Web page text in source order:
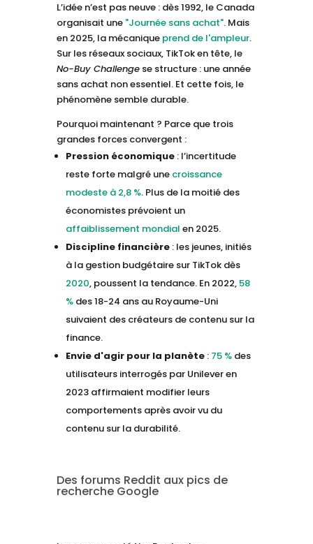
L’idée n’est pas neuve : dès 1992, le Canada
organisait une "Journée sans achat". Mais
en 2025, la mécanique prend de l'ampleur.
Sur les réseaux sociaux, TikTok en tête, le
No-Buy Challengese structure : une année
sans achat non essentiel. Et cette fois, le
phénomène semble durable.
Pourquoi maintenant ? Parce que trois
grandes forces convergent :
Pression économique: l’incertitude
reste forte malgré une croissance
modeste à 2,8 %. Plus de la moitié des
économistes prévoient un
affaiblissement mondial en 2025.
Discipline financière: les jeunes, initiés
à la gestion budgétaire sur TikTok dès
2020, poussent la tendance. En 2022, 58
%des 18-24 ans au Royaume-Uni
suivaient des créateurs de contenu sur la
finance.
Envie d'agir pour la planète: 75 %des
utilisateurs interrogés par Unilever en
2023 affirmaient modifier leurs
comportements après avoir vu du
contenu sur la durabilité.
Des forums Reddit aux pics de
recherche Google